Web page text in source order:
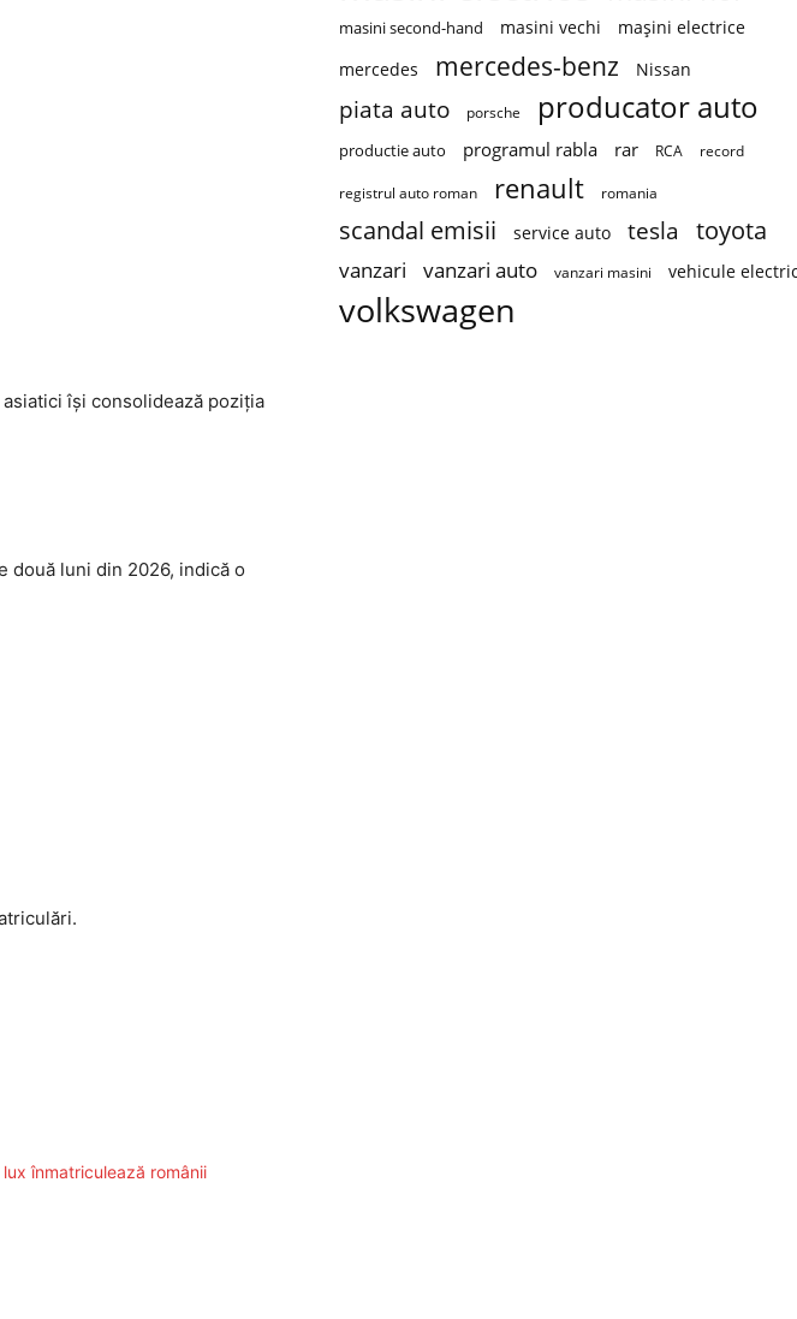
își consolidează poziția
două luni din 2026, indică o
înmatriculează românii
masini second-hand masini vechi
mașini electrice
mercedes
mercedes-benz Nissan
piata auto porsche producator auto
productie auto programul rabla rar RCA record
registrul auto roman renault romania
scandal emisii service auto tesla toyota
vanzari vanzari auto vanzari masini vehicule
volkswagen